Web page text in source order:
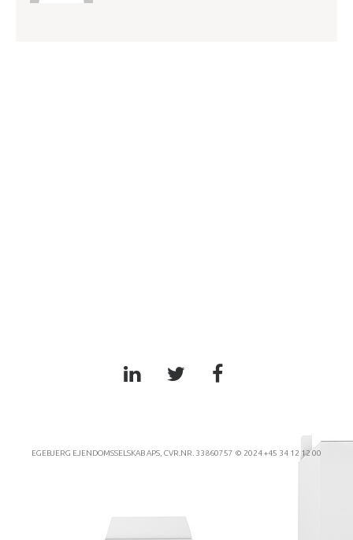
EGEBJERG EJENDOMSSELSKAB APS, CVR.NR. 33860757 © 2024 +45 34 12 12 00